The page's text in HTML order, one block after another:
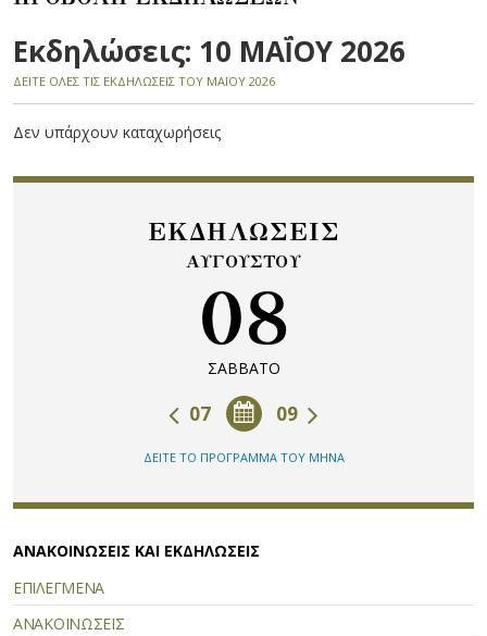
Εκδηλώσεις: 10 ΜΑΪ́ΟΥ 2026
ΔΕΙΤΕ ΟΛΕΣ ΤΙΣ ΕΚΔΗΛΩΣΕΙΣ ΤΟΥ ΜΑΪ́ΟΥ 2026
Δεν υπάρχουν καταχωρήσεις
ΕΚΔΗΛΩΣΕΙΣ
ΑΥΓΟΥΣΤΟΥ
08
ΣΑΒΒΑΤΟ
09
07
ΔΕΙΤΕ ΤΟ ΠΡΟΓΡΑΜΜΑ ΤΟΥ ΜΗΝΑ
ΑΝΑΚΟΙΝΩΣΕΙΣ ΚΑΙ ΕΚΔΗΛΩΣΕΙΣ
ΕΠΙΛΕΓΜΕΝΑ
ΑΝΑΚΟΙΝΩΣΕΙΣ